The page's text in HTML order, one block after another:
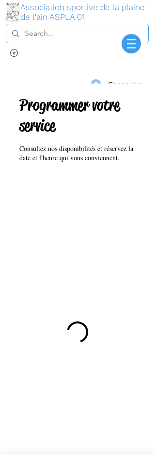
Association sportive de la plaine
de l'ain ASPLA 01
Connexion
Programmer votre
service
Consultez nos disponibilités et réservez la
date et l'heure qui vous conviennent.